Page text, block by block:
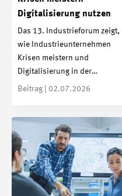
Digitalisierung nutzen
Das 13. Industrieforum zeigt,
wie Industrieunternehmen
Krisen meistern und
Digitalisierung in der…
Beitrag | 02.07.2026